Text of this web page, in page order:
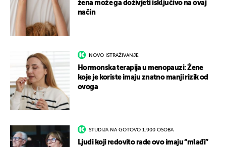
žena može ga doživjeti isključivo na ovaj
način
NOVO ISTRAŽIVANJE
Hormonska terapija u menopauzi: Žene
koje je koriste imaju znatno manji rizik od
ovoga
STUDIJA NA GOTOVO 1.900 OSOBA
Ljudi koji redovito rade ovo imaju “mlađi”